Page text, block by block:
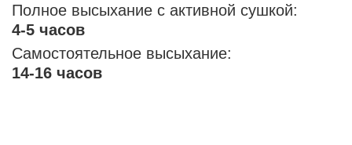
Полное высыхание с активной сушкой:
4-5 часов
Самостоятельное высыхание:
14-16 часов